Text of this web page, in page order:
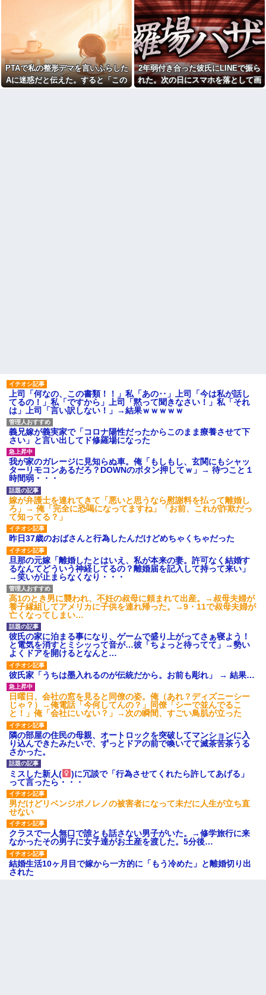
は食べられる？？？？？？
【後編】フードコートで鉢合
わせした託児ママに「食べてい
る間でいいから」と子供を押し
付けられた。本当に食べてる間
だけ見て、店に迷子として預け
たら…
友達にフリンしてる事を打ち
明けられた。私もその頃、旦那
とうまくいっておらず...
みようとしただけ☆』義兄「泥
は出てけ！二度と来るな！」結
果・・・
私「初めて飲む味だけどなん
のお茶？」彼「ちっ！」私「」
【GIF】JSのカンチョーワロ
タ
後続車にクラクションを鳴ら
され彼氏が逆切れ。「何クラク
ション鳴らしてんだ！降りてこ
いよ！」と怒鳴りだし...
【衝撃】報酬100万円超の治験
募集がこちらｗｗｗｗｗ(※画像
あり)
【ネット騒然】惨殺されたタ
ワマン頂き女子のこの動画、す
げえええええｗｗｗｗｗｗｗｗ
ｗｗｗ
【愕然】白のクラウン俺氏、
高速道路左車線を制限速度で走
った結果wwwwwwwwwwww
百年の恋12-899 食べた量を
張り合ってくる
【悲報】佐藤輝明・・・２軍
でも盛大にやらかす←あまり悲
しませないでくれ
反対車線からも右折入庫しよう
とするアホが現れて両車線とも
完全死亡のカオス……
会社クビになった正社員だけ
ど質問ある？
【画像】笑える画像、素敵な
画像、なんでも貼っていけｗｗ
ｗｗｗ
【衝撃】女叩きの弟を陰でサ
ポートする姉…その真意が怖す
億かな」私「……は？」
PTAで私の整形デマを言いふらした
Aに迷惑だと伝えた。すると「この
2年弱付き合った彼氏にLINEで振ら
れた。次の日にスマホを落として画
上司「何なの、この書類！！」私「あの‥」上司「今は私が話し
てるの！」私「ですから」上司「黙って聞きなさい！」私「それ
は」上司「言い訳しない！」→結果ｗｗｗｗｗ
義兄嫁が義実家で「コロナ陽性だったからこのまま療養させて下
さい」と言い出してド修羅場になった
我が家のガレージに見知らぬ車。俺「もしもし、玄関にもシャッ
ターリモコンあるだろ？DOWNのボタン押してｗ」→ 待つこと１
時間弱・・・
嫁が弁護士を連れてきて「悪いと思うなら慰謝料を払って離婚し
ろ」→ 俺「完全に恐喝になってますね」「お前、これが詐欺だっ
て知ってる？」
昨日37歳のおばさんと行為したんだけどめちゃくちゃだった
旦那の元嫁「離婚したとはいえ、私が本来の妻。許可なく結婚す
るなんてどういう神経してるの？離婚届を記入して持って来い」
→笑いが止まらなくなり・・・
高1のとき男に襲われ、不妊の叔母に頼まれて出産。→叔母夫婦が
養子縁組してアメリカに子供を連れ帰った。→9・11で叔母夫婦が
亡くなってしまい…
彼氏の家に泊まる事になり、ゲームで盛り上がってさぁ寝よう！
と電気を消すとミシッって音が…彼「ちょっと待ってて」→勢い
よくドアを開けるとなんと…
彼氏家「うちは墨入れるのが伝統だから。お前も彫れ」 → 結果…
日曜日、会社の窓を見ると同僚の姿。俺（あれ？ディズニーシー
じゃ？）→俺電話「今何してんの？」同僚「シーで並んでるこ
と！」俺「会社にいない？」→次の瞬間、すごい鳥肌が立った
隣の部屋の住民の母親、オートロックを突破してマンションに入
り込んできたみたいで、ずっとドアの前で喚いてて滅茶苦茶うる
さかった。
ミスした新人(
)に冗談で「行為させてくれたら許してあげる」
って言ったら・・・
男だけどリベンジポノレノの被害者になって未だに人生が立ち直
せない
クラスで一人無口で誰とも話さない男子がいた。→修学旅行に来
なかったその男子に女子達がお土産を渡した。5分後…
結婚生活10ヶ月目で嫁から一方的に「もう冷めた」と離婚切り出
された